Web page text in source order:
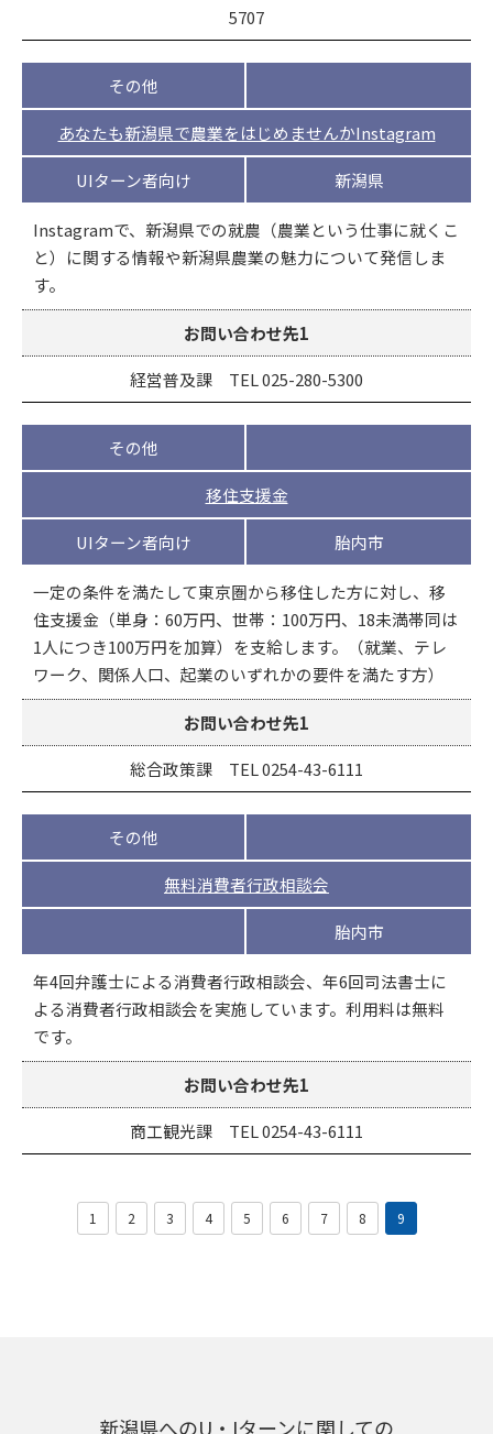
5707
その他
あなたも新潟県で農業をはじめませんかInstagram
UIターン者向け 新潟県
Instagramで、新潟県での就農（農業という仕事に就くこ
と）に関する情報や新潟県農業の魅力について発信しま
す。
お問い合わせ先1
経営普及課 TEL 025-280-5300
その他
移住支援金
UIターン者向け 胎内市
一定の条件を満たして東京圏から移住した方に対し、移
住支援金（単身：60万円、世帯：100万円、18未満帯同は
1人につき100万円を加算）を支給します。（就業、テレ
ワーク、関係人口、起業のいずれかの要件を満たす方）
お問い合わせ先1
総合政策課 TEL 0254-43-6111
その他
無料消費者行政相談会
胎内市
年4回弁護士による消費者行政相談会、年6回司法書士に
よる消費者行政相談会を実施しています。利用料は無料
です。
お問い合わせ先1
商工観光課 TEL 0254-43-6111
1 2 3 4 5 6 7 8 9
新潟県へのU・Iターンに関しての